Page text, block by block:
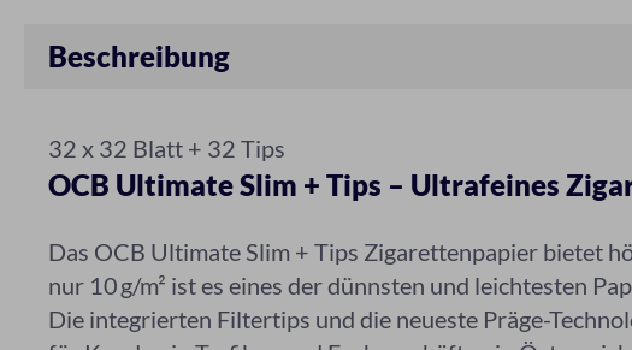
Beschreibung
32 x 32 Blatt + 32 Tips
OCB Ultimate Slim + Tips – Ultrafeines
Das OCB Ultimate Slim + Tips Zigarettenpapier bietet
nur 10 g/m² ist es eines der dünnsten und leichtesten
Die integrierten Filtertips und die neueste Präge-